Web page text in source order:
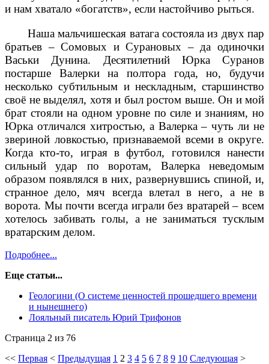
и нам хватало «богатств», если настойчиво рыться.
Наша мальчишеская ватага состояла из двух пар
братьев – Сомовых и Сурановых – да одиночки
Васьки Дунина. Десятилетний Юрка Суранов
постарше Валерки на полтора года, но, будучи
несколько субтильным и нескладным, старшинство
своё не выделял, хотя и был ростом выше. Он и мой
брат стояли на одном уровне по силе и знаниям, но
Юрка отличался хитростью, а Валерка – чуть ли не
звериной ловкостью, признаваемой всеми в округе.
Когда кто-то, играя в футбол, готовился нанести
сильный удар по воротам, Валерка неведомым
образом появлялся в них, развернувшись спиной, и,
странное дело, мяч всегда влетал в него, а не в
ворота. Мы почти всегда играли без вратарей – всем
хотелось забивать голы, а не заниматься тусклым
вратарским делом.
Подробнее...
Еще статьи...
Геологини (О системе ценностей прошедшего времени
и нынешнего)
Лояльный писатель Юрий Трифонов
Страница 2 из 76
<< Первая < Предыдущая 1 2 3 4 5 6 7 8 9 10 Следующая >